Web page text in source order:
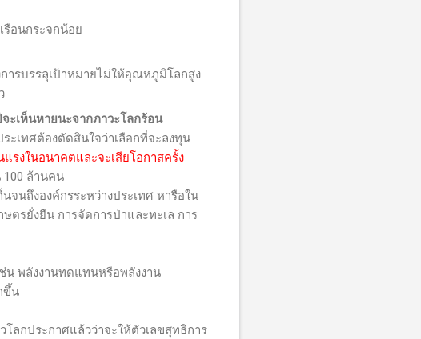
อนกระจกน้อย
รบรรลุเป้าหมายไม่ให้อุณหภูมิโลกสูง
เห็นหายนะจากภาวะโลกร้อน
ระเทศต้องตัดสินใจว่าเลือกที่จะลงทุน
รงในอนาคตและจะเสียโอกาสครั้ง
100 ล้านคน
ถึงองค์กรระหว่างประเทศ หารือใน
ตรยั่งยืน การจัดการป่าและทะเล การ
พลังงานทดแทนหรือพลังงาน
ขึ้น
ลกประกาศแล้วว่าจะให้ตัวเลขสุทธิการ